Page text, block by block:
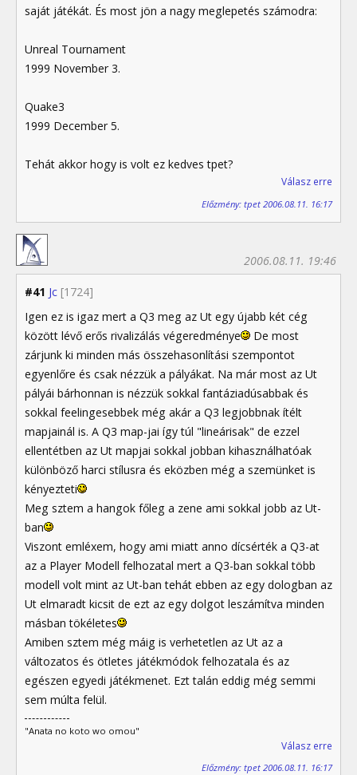
saját játékát. És most jön a nagy meglepetés számodra:
Unreal Tournament
1999 November 3.
Quake3
1999 December 5.
Tehát akkor hogy is volt ez kedves tpet?
Válasz erre
Előzmény: tpet 2006.08.11. 16:17
#41 Jc [1724]
2006.08.11. 19:46
Igen ez is igaz mert a Q3 meg az Ut egy újabb két cég
között lévő erős rivalizálás végeredménye
De most
zárjunk ki minden más összehasonlítási szempontot
egyenlőre és csak nézzük a pályákat. Na már most az Ut
pályái bárhonnan is nézzük sokkal fantáziadúsabbak és
sokkal feelingesebbek még akár a Q3 legjobbnak ítélt
mapjainál is. A Q3 map-jai így túl "lineárisak" de ezzel
ellentétben az Ut mapjai sokkal jobban kihasználhatóak
különböző harci stílusra és eközben még a szemünket is
kényezteti
Meg sztem a hangok főleg a zene ami sokkal jobb az Ut-
ban
Viszont emléxem, hogy ami miatt anno dícsérték a Q3-at
az a Player Modell felhozatal mert a Q3-ban sokkal több
modell volt mint az Ut-ban tehát ebben az egy dologban az
Ut elmaradt kicsit de ezt az egy dolgot leszámítva minden
másban tökéletes
Amiben sztem még máig is verhetetlen az Ut az a
változatos és ötletes játékmódok felhozatala és az
egészen egyedi játékmenet. Ezt talán eddig még semmi
sem múlta felül.
"Anata no koto wo omou"
Válasz erre
Előzmény: tpet 2006.08.11. 16:17